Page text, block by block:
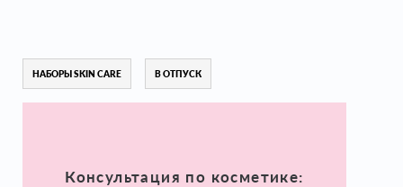
НАБОРЫ SKIN CARE В ОТПУСК
Консультация по косметике: